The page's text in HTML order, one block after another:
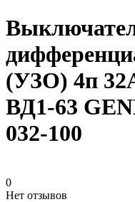
(УЗО) 4п
ВД1-63
032-100
0
Нет отзывов